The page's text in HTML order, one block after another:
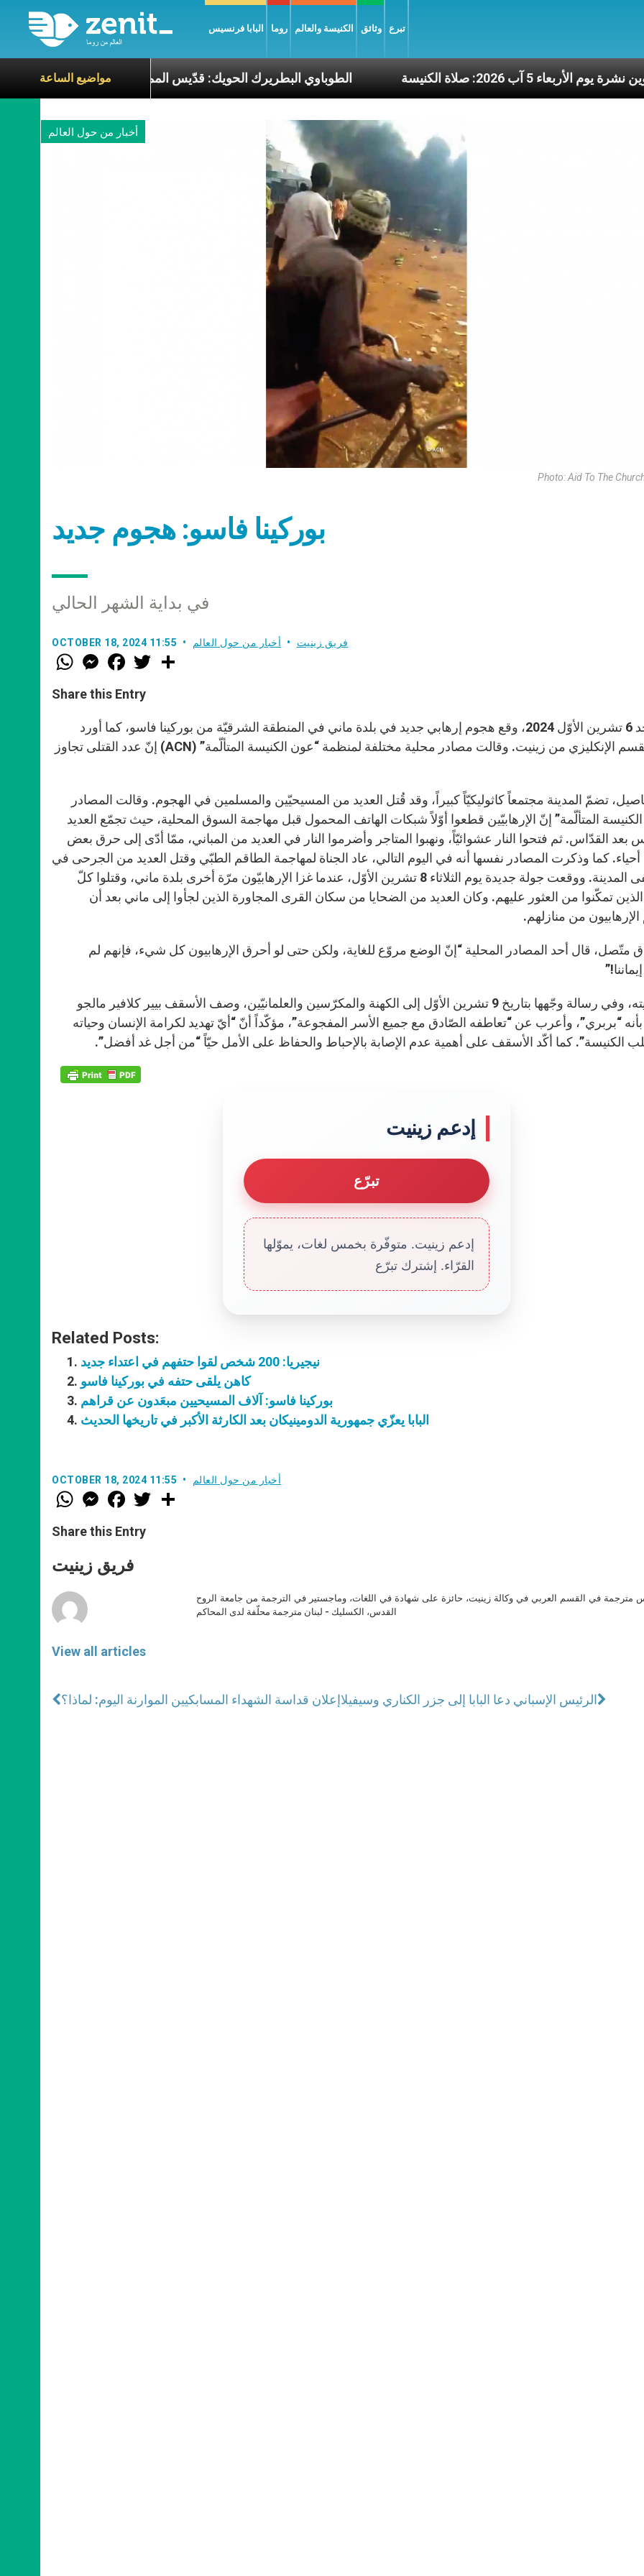
البابا فرنسيس روما الكنيسة والعالم وثائق تبرع
مواضيع الساعة
الطوباوي البطريرك الحويك: قدّيس الممكن في قلب عناوين نشرة يوم الأربعاء 5 آب 2026: صلاة الكنيسة
أخبار من حول العالم
Photo: Aid To The
بوركينا فاسو: هجوم جديد
في بداية الشهر الحالي
OCTOBER 18, 2024 11:55 فريق زينيت أخبار من حول العالم
W
h
t
s
p
p
M
e
s
e
g
e
r
F
a
e
b
o
k
w
r
Share this Entry
يوم الأحد 6 تشرين الأوّل 2024، وقع هجوم إرهابي جديد في بلدة ماني في المنطقة الشرقيّة من بوركينا فاسو، كما أورد
الخبر القسم الإنكليزي من زينيت. وقالت مصادر محلية مختلفة لمنظمة “عون الكنيسة المتألّمة” (ACN) إنّ عدد القتلى تجاوز
تضمّ المدينة مجتمعاً كاثوليكيّاً كبيراً، وقد قُتل العديد من المسيحيّين والمسلمين في الهجوم. وقالت المصادر
المتألّمة” إنّ الإرهابيّين قطعوا أوّلاً شبكات الهاتف المحمول قبل مهاجمة السوق المحلية، حيث تجمّع العديد
بعد القدّاس. ثم فتحوا النار عشوائيّاً، ونهبوا المتاجر وأضرموا النار في العديد من المباني، ممّا أدّى إلى حرق بعض
أحياء. كما وذكرت المصادر نفسها أنه في اليوم التالي، عاد الجناة لمهاجمة الطاقم الطبّي وقتل العديد من الجرحى في
مستشفى المدينة. ووقعت جولة جديدة يوم الثلاثاء 8 تشرين الأوّل، عندما غزا الإرهابيّون مرّة أخرى بلدة ماني، وقتلوا كلّ
تمكّنوا من العثور عليهم. وكان العديد من الضحايا من سكان القرى المجاورة الذين لجأوا إلى ماني بعد أن
من منازلهم.
متّصل، قال أحد المصادر المحلية “إنّ الوضع مروّع للغاية، ولكن حتى لو أحرق الإرهابيون كل شيء، فإنهم لم
من ناحيته، وفي رسالة وجّهها بتاريخ 9 تشرين الأوّل إلى الكهنة والمكرّسين والعلمانيّين، وصف الأسقف بيير كلافير مالجو
“بربري”، وأعرب عن “تعاطفه الصّادق مع جميع الأسر المفجوعة”، مؤكّداً أنّ “أيّ تهديد لكرامة الإنسان وحياته
الكنيسة”. كما أكّد الأسقف على أهمية عدم الإصابة بالإحباط والحفاظ على الأمل حيّاً “من أجل غد أفضل”.
إدعم زينيت
تبرّع
إدعم زينيت. متوفّرة بخمس لغات، يموّلها
القرّاء. إشترك تبرّع
Related Posts:
نيجيريا: 200 شخص لقوا حتفهم في اعتداء جديد
كاهن يلقى حتفه في بوركينا فاسو
بوركينا فاسو: آلاف المسيحيين مبعَدون عن قراهم
البابا يعزّي جمهورية الدومينيكان بعد الكارثة الأكبر في تاريخها الحديث
OCTOBER 18, 2024 11:55 أخبار من حول العالم
W
h
t
s
p
p
M
e
s
e
g
e
F
a
e
b
o
k
w
Share this Entry
فريق زينيت
View all articles
في القسم العربي في وكالة زينيت، حائزة على شهادة في اللغات، وماجستير في الترجمة من جامعة الروح
القدس، الكسليك - لبنان مترجمة محلّفة لدى المحاكم
إعلان قداسة الشهداء المسابكيين الموارنة اليوم: لماذا؟الرئيس الإسباني دعا البابا إلى جزر الكناري وسيفيلا